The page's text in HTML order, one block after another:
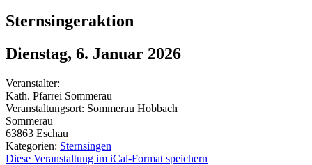
Sternsingeraktion
Dienstag, 6. Januar 2026
Veranstalter:
Kath. Pfarrei Sommerau
Veranstaltungsort: Sommerau Hobbach
Sommerau
63863 Eschau
Kategorien: Sternsingen
Diese Veranstaltung im iCal-Format speichern